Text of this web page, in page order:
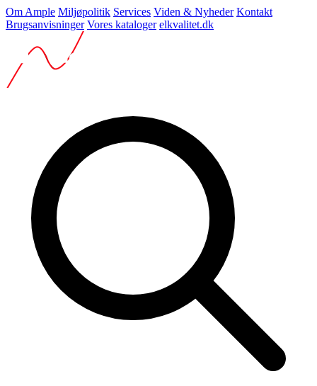
Om Ample Miljøpolitik Services Viden & Nyheder Kontakt
Brugsanvisninger Vores kataloger elkvalitet.dk